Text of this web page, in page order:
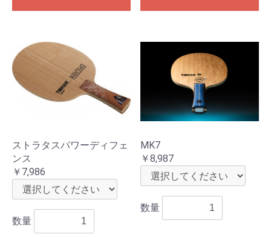
ストラタスパワーディフェ
ンス
￥7,986
数量
MK7
￥8,987
数量